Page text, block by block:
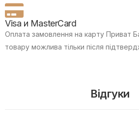
Visa и MasterCard
Оплата замовлення на карту Приват
товару можлива тільки після
Відгуки